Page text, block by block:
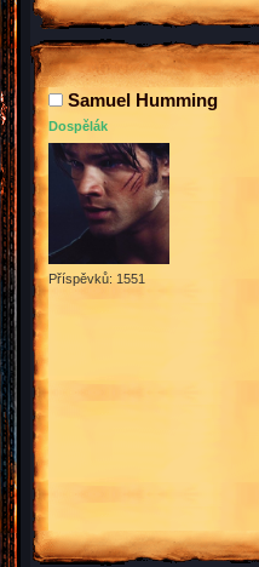
Samuel Humming
Dospělák
Příspěvků: 1551